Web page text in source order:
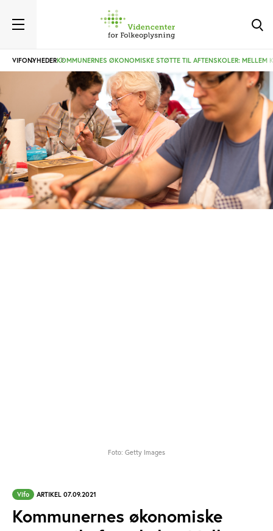
VIFONYHEDERKOMMUNERNES ØKONOMISKE STØTTE TIL AFTENSKOLER: MELLEM
Foto: Getty Images
Vifo ARTIKEL 07.09.2021
Kommunernes økonomiske